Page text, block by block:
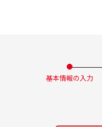
基本情報の入力